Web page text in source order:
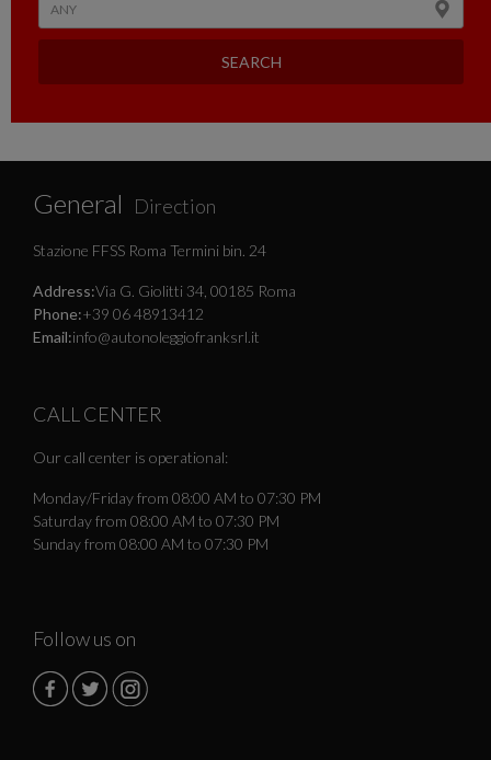
SEARCH
General Direction
Stazione FFSS Roma Termini bin. 24
Address:Via G. Giolitti 34, 00185 Roma
Phone:+39 06 48913412
Email:info@autonoleggiofranksrl.it
CALL CENTER
Our call center is operational:
Monday/Friday from 08:00 AM to 07:30 PM
Saturday from 08:00 AM to 07:30 PM
Sunday from 08:00 AM to 07:30 PM
Follow us on